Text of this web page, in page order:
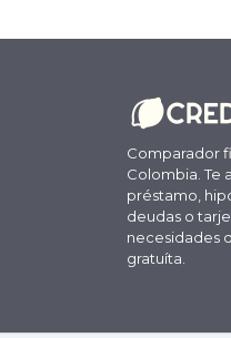
Comparador
Colombia. Te
préstamo,
deudas o
necesidades
gratuíta.